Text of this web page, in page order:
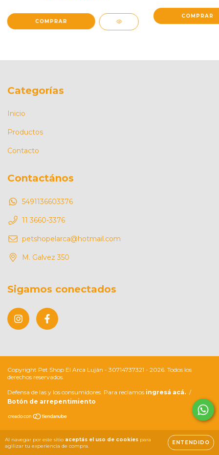
Al navegar por este sitio aceptás el uso de cookies para
agilizar tu experiencia de compra.
ENTENDIDO
Categorías
Inicio
Productos
Contacto
Contactános
5491136603376
11 3660-3376
petshopelarca@hotmail.com
M. Galvez 350
Sigamos conectados
Copyright Pet Shop El Arca Luján - 30714737321 - 2026. Todos los
derechos reservados.
Defensa de las y los consumidores. Para reclamos ingresá acá. /
Botón de arrepentimiento